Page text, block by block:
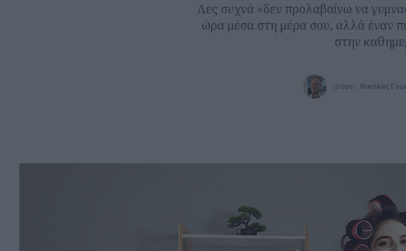
Λες συχνά «δεν προλαβαίνω να
ώρα μέσα στη μέρα σου, αλλά έναν
στην
γράφει: Νικόλας